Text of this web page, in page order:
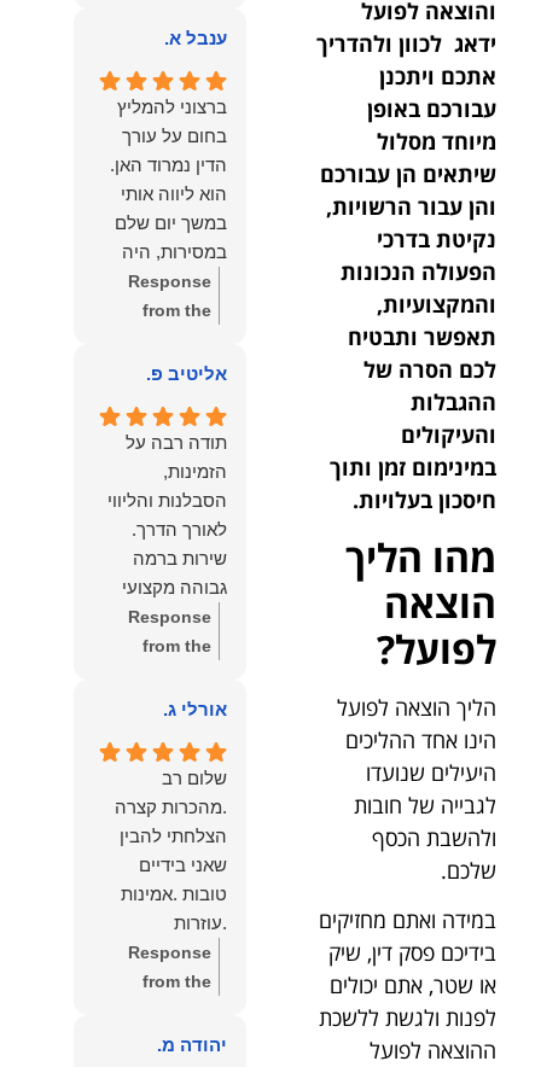
והוצאה לפועל
ידאג לכוון ולהדריך
אתכם ויתכנן
עבורכם באופן
מיוחד מסלול
שיתאים הן עבורכם
והן עבור הרשויות,
נקיטת בדרכי
הפעולה הנכונות
והמקצועיות,
תאפשר ותבטיח
לכם הסרה של
ההגבלות
והעיקולים
במינימום זמן ותוך
חיסכון בעלויות.
מהו הליך
הוצאה
לפועל?
הליך הוצאה לפועל
הינו אחד ההליכים
היעילים שנועדו
לגבייה של חובות
ולהשבת הכסף
שלכם.
במידה ואתם מחזיקים
בידיכם פסק דין, שיק
או שטר, אתם יכולים
לפנות ולגשת ללשכת
ההוצאה לפועל
מלא ואמיתי..שפו
עליכם..אני
שמחה שאתם
איתי ותזכו לטוב
כפי
שאתם....תבורכו
ברכה והצלחה
וחיבוק ממני🙂😘
💓
רבה על המילים
והמרגשות.
שמחנו מאוד
לקרוא את
דברייך. אנו
מעריכים את
האמון שנתת בנו
ונמשיך לעמוד
לצידך וללוות
אותך במסירות.
הלב הרבה
הצלחה, ברכה
ובשורות טובות.
שמעון האן
משרד עורכי דין
ונוטריון
ענבל א.
ברצוני להמליץ
בחום על עורך
הדין נמרוד האן.
הוא ליווה אותי
במשך יום שלם
במסירות, היה
זמין לכל שאלה,
הכווין אותי בכל
תחושת ביטחון
התהליך.
המקצועיות,
הסבלנות,
היסודיות
והאכפתיות שלו
בלטו מהרגע
הראשון. הרגשתי
שיש לי על מי
לסמוך, ואני
הלב לכל מי
שמחפש עורך דין
מקצועי, אמין
ומסור.
Response
from the
הוא שלנו, נעמוד
ולשירותך בכל
עת גם בהמשך.
שמעון האן
משרד עורכי דין
ונוטריון
אליטיב פ.
תודה רבה על
הזמינות,
הסבלנות והליווי
שירות ברמה
גבוהה מקצועי
ואמין.
Response
from the
הוא שלנו.
אורלי ג.
שלום רב
.מהכרות קצרה
הצלחתי להבין
שאני בידיים
טובות .אמינות
.עוזרות
.ומקשיבות .אין לי
מילים להודות
העוצמות
Response
from the
רבה על המילים
יהודה מ.